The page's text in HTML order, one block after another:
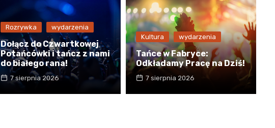
Rozrywka wydarzenia
Dołącz do Czwartkowej
Potańcówki i tańcz z nami
do białego rana!
7 sierpnia 2026
Kultura wydarzenia
Tańce w Fabryce:
Odkładamy Pracę na Dziś!
7 sierpnia 2026